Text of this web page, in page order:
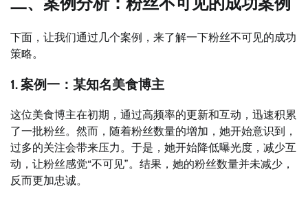
下面，让我们通过几个案例，来了解一下粉丝不可见的成功
策略。
1. 案例一：某知名美食博主
这位美食博主在初期，通过高频率的更新和互动，迅速积累
了一批粉丝。然而，随着粉丝数量的增加，她开始意识到，
过多的关注会带来压力。于是，她开始降低曝光度，减少互
动，让粉丝感觉“不可见”。结果，她的粉丝数量并未减少，
反而更加忠诚。